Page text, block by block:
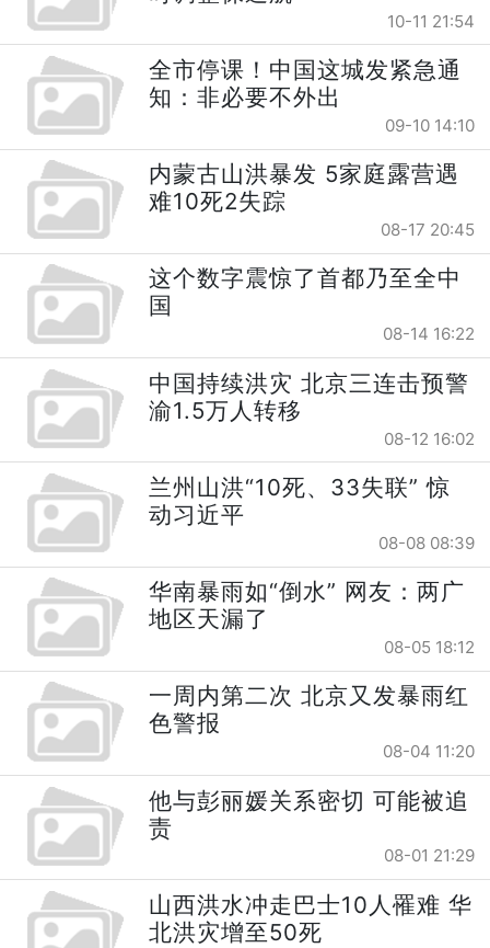
10-11 21:54
全市停课！中国这城发紧急通
知：非必要不外出
09-10 14:10
内蒙古山洪暴发 5家庭露营遇
难10死2失踪
08-17 20:45
这个数字震惊了首都乃至全中
国
08-14 16:22
中国持续洪灾 北京三连击预警
渝1.5万人转移
08-12 16:02
兰州山洪“10死、33失联” 惊
动习近平
08-08 08:39
华南暴雨如“倒水” 网友：两广
地区天漏了
08-05 18:12
一周内第二次 北京又发暴雨红
色警报
08-04 11:20
他与彭丽媛关系密切 可能被追
责
08-01 21:29
山西洪水冲走巴士10人罹难 华
北洪灾增至50死